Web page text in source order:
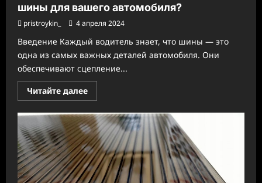
шины для вашего автомобиля?
pristroykin_ 4 апреля 2024
Введение Каждый водитель знает, что шины — это
одна из самых важных деталей автомобиля. Они
обеспечивают сцепление...
Читайте далееПрочитать
больше
Почему
важно
выбирать
правильные
шины
для
вашего
автомобиля?